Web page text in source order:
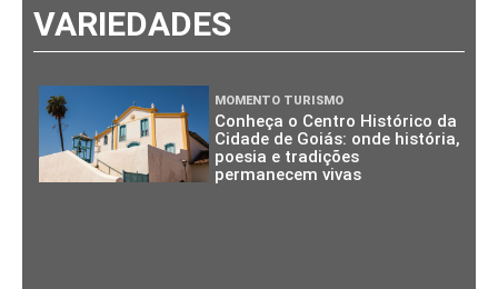
VARIEDADES
MOMENTO TURISMO
Conheça o Centro Histórico da
Cidade de Goiás: onde história,
poesia e tradições
permanecem vivas